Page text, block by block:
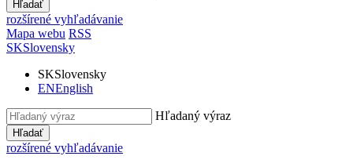
Hľadať
rozšírené vyhľadávanie
Mapa webu RSS
SKSlovensky
SKSlovensky
ENEnglish
Hľadaný výraz
Hľadať
rozšírené vyhľadávanie